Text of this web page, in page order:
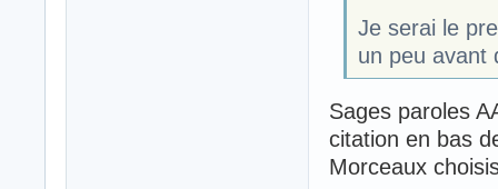
Je serai le
un peu avant
Sages paroles
citation en bas
Morceaux